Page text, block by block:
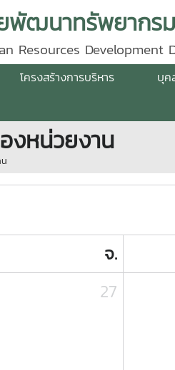
พัฒนาทรัพยากร
Resources Development
โครงสร้างการบริหาร บุค
งหน่วยงาน
จ.
27